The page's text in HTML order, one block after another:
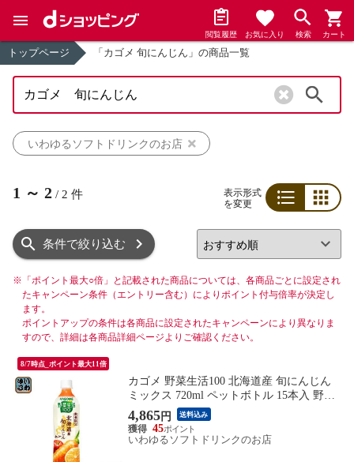
閲覧履歴 お気に入り 検索 カート
トップページ 「カゴメ 旬にんじん」の商品一覧
いわゆるソフトドリンクのお店
1 ～ 2 / 2 件
表示形式
を変更
条件で絞り込む
※ 「ポイント最大○倍」と記載された商品については、各商品ごとに設定され
たキャンペーン条件（エントリー含む）によりポイント付与倍率が決定し
ます。
ポイントアップの条件は各商品に設定されたキャンペーンにより異なりま
すので、詳細は各商品詳細ページよりご確認ください。
8/7時点_ポイント最大11倍
カゴメ 野菜生活100 北海道産 旬にんじん
ミックス 720ml ペットボトル 15本入 野菜
ジュース にんじんmix 砂糖不使用
4,865円 送料込み
45
いわゆるソフトドリンクのお店